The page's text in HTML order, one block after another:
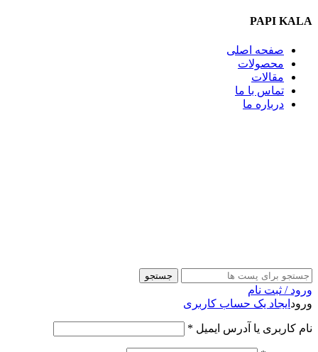
PAPI KALA
صفحه اصلی
محصولات
مقالات
تماس با ما
درباره ما
جستجو
ورود / ثبت نام
ورود ایجاد یک حساب کاربری
نام کاربری یا آدرس ایمیل *